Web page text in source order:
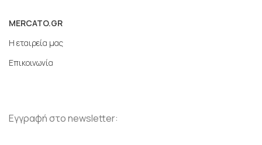
MERCATO.GR
Η εταιρεία μας
Επικοινωνία
Εγγραφή στο newsletter: